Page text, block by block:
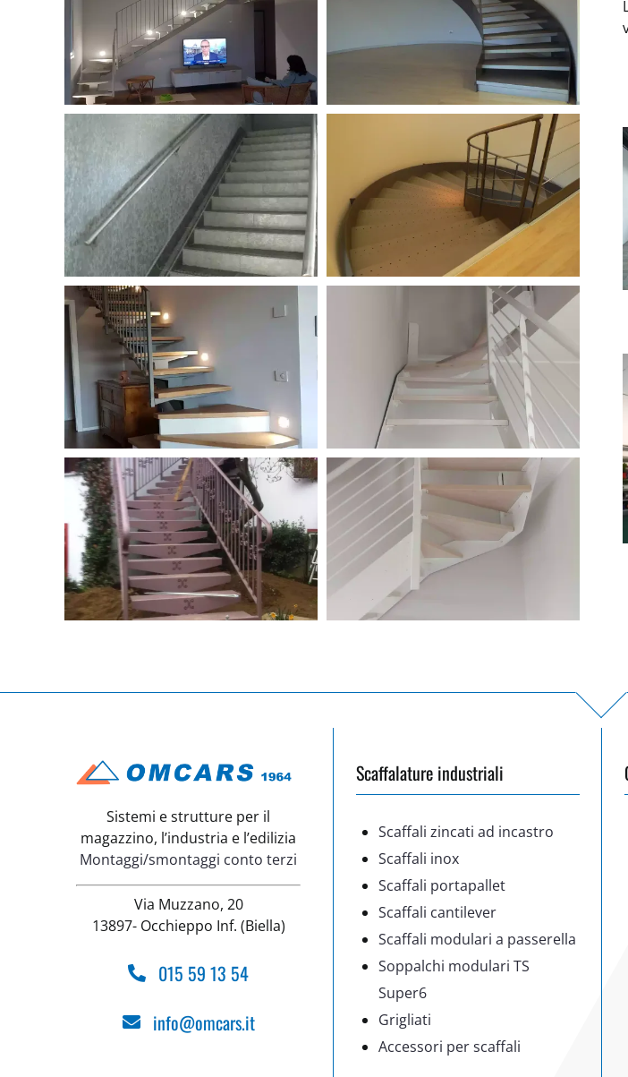
Sistemi e strutture per il
magazzino, l’industria e l’edilizia
Montaggi/smontaggi conto terzi
Via Muzzano, 20
13897- Occhieppo Inf. (Biella)
015 59 13 54
info@omcars.it
Scaffalature industriali
Scaffali zincati ad incastro
Scaffali inox
Scaffali portapallet
Scaffali cantilever
Scaffali modulari a passerella
Soppalchi modulari TS
Super6
Grigliati
Accessori per scaffali